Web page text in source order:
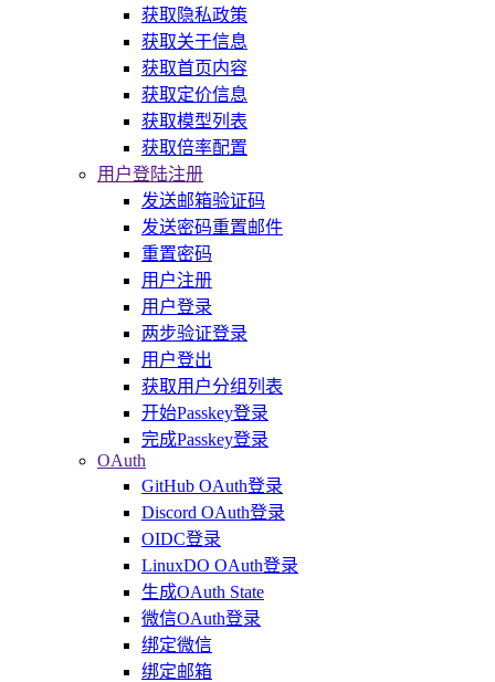
获取隐私政策
获取关于信息
获取首页内容
获取定价信息
获取模型列表
获取倍率配置
用户登陆注册
发送邮箱验证码
发送密码重置邮件
重置密码
用户注册
用户登录
两步验证登录
用户登出
获取用户分组列表
开始Passkey登录
完成Passkey登录
OAuth
GitHub OAuth登录
Discord OAuth登录
OIDC登录
LinuxDO OAuth登录
生成OAuth State
微信OAuth登录
绑定微信
绑定邮箱